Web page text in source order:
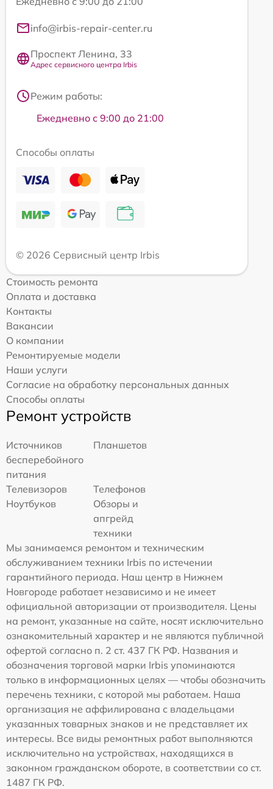
info@irbis-repair-center.ru
Проспект Ленина, 33
Адрес сервисного центра Irbis
Режим работы:
Ежедневно с 9:00 до 21:00
Способы оплаты
© 2026 Сервисный центр Irbis
Стоимость ремонта
Оплата и доставка
Контакты
Вакансии
О компании
Ремонтируемые модели
Наши услуги
Согласие на обработку персональных данных
Способы оплаты
Ремонт устройств
Источников
бесперебойного
питания
Планшетов
Телевизоров
Телефонов
Ноутбуков
Обзоры и
апгрейд
техники
Мы занимаемся ремонтом и техническим
обслуживанием техники Irbis по истечении
гарантийного периода. Наш центр в Нижнем
Новгороде работает независимо и не имеет
официальной авторизации от производителя. Цены
на ремонт, указанные на сайте, носят исключительно
ознакомительный характер и не являются публичной
офертой согласно п. 2 ст. 437 ГК РФ. Названия и
обозначения торговой марки Irbis упоминаются
только в информационных целях — чтобы обозначить
перечень техники, с которой мы работаем. Наша
организация не аффилирована с владельцами
указанных товарных знаков и не представляет их
интересы. Все виды ремонтных работ выполняются
исключительно на устройствах, находящихся в
законном гражданском обороте, в соответствии со ст.
1487 ГК РФ.